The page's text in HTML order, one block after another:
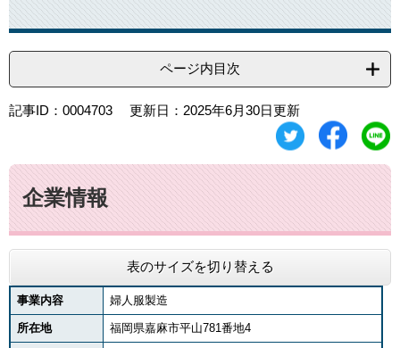
ページ内目次
記事ID：0004703 更新日：2025年6月30日更新
企業情報
表のサイズを切り替える
事業内容 婦人服製造
所在地 福岡県嘉麻市平山781番地4